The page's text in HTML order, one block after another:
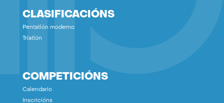
CLASIFICACIÓNS
Pentatlón moderno
Tríatlón
COMPETICIÓNS
Calendario
Inscricións